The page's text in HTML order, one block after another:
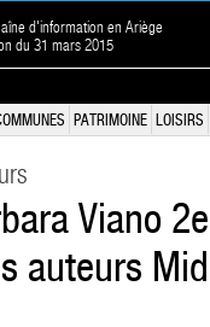
d'information en Ariège
du 31 mars 2015
PATRIMOINE LOISIRS
Viano
auteurs